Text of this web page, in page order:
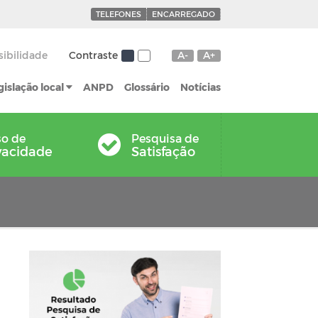
TELEFONES ENCARREGADO
A- A+
Contraste
local ANPD Glossário Notícias
de Pesquisa de
Satisfação